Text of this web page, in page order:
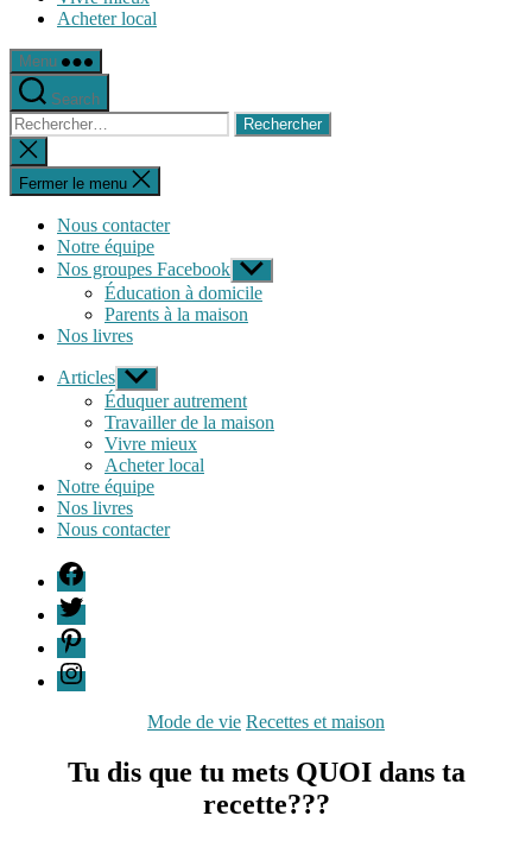
Acheter local
Menu
Search
Rechercher :
Fermer
la
recherche
Fermer le menu
Nous contacter
Notre équipe
Nos groupes Facebook Afficher
le
sous-
menu
Éducation à domicile
Parents à la maison
Nos livres
Articles Afficher
le
sous-
menu
Éduquer autrement
Travailler de la maison
Vivre mieux
Acheter local
Notre équipe
Nos livres
Nous contacter
F
T
P
I
Catégories
Mode de vie Recettes et maison
Tu dis que tu mets QUOI dans ta
recette???